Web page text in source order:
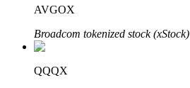
AVGOX
Broadcom tokenized stock (xStock)
QQQX